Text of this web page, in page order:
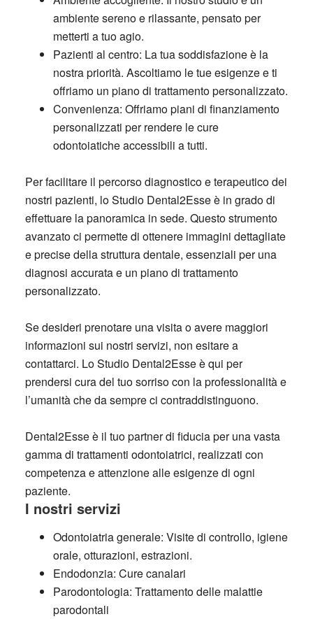
ambiente sereno e rilassante, pensato per
metterti a tuo agio.
Pazienti al centro: La tua soddisfazione è la
nostra priorità. Ascoltiamo le tue esigenze e ti
offriamo un piano di trattamento personalizzato.
Convenienza: Offriamo piani di finanziamento
personalizzati per rendere le cure
odontoiatiche accessibili a tutti.
Per facilitare il percorso diagnostico e terapeutico dei
nostri pazienti, lo Studio Dental2Esse è in grado di
effettuare la panoramica in sede. Questo strumento
avanzato ci permette di ottenere immagini dettagliate
e precise della struttura dentale, essenziali per una
diagnosi accurata e un piano di trattamento
personalizzato.
Se desideri prenotare una visita o avere maggiori
informazioni sui nostri servizi, non esitare a
contattarci. Lo Studio Dental2Esse è qui per
prendersi cura del tuo sorriso con la professionalità e
l’umanità che da sempre ci contraddistinguono.
Dental2Esse è il tuo partner di fiducia per una vasta
gamma di trattamenti odontoiatrici, realizzati con
competenza e attenzione alle esigenze di ogni
paziente.
I nostri servizi
Odontoiatria generale: Visite di controllo, igiene
orale, otturazioni, estrazioni.
Endodonzia: Cure canalari
Parodontologia: Trattamento delle malattie
parodontali